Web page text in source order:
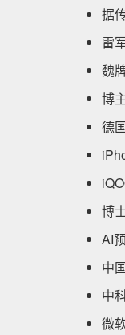
据
雷
魏
博
德
博
AI
中
中
微